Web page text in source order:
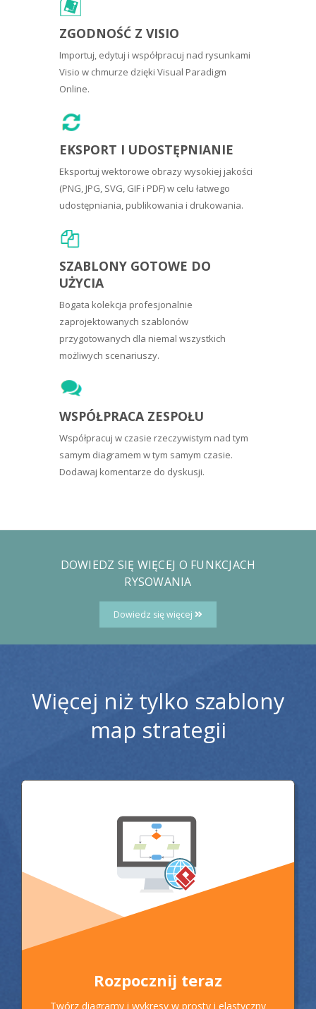
ZGODNOŚĆ Z VISIO
Importuj, edytuj i współpracuj nad rysunkami
Visio w chmurze dzięki Visual Paradigm
Online.
EKSPORT I UDOSTĘPNIANIE
Eksportuj wektorowe obrazy wysokiej jakości
(PNG, JPG, SVG, GIF i PDF) w celu łatwego
udostępniania, publikowania i drukowania.
SZABLONY GOTOWE DO
UŻYCIA
Bogata kolekcja profesjonalnie
zaprojektowanych szablonów
przygotowanych dla niemal wszystkich
możliwych scenariuszy.
WSPÓŁPRACA ZESPOŁU
Współpracuj w czasie rzeczywistym nad tym
samym diagramem w tym samym czasie.
Dodawaj komentarze do dyskusji.
DOWIEDZ SIĘ WIĘCEJ O FUNKCJACH
RYSOWANIA
Dowiedz się więcej
Więcej niż tylko szablony
map strategii
Rozpocznij teraz
Twórz diagramy i wykresy w prosty i elastyczny